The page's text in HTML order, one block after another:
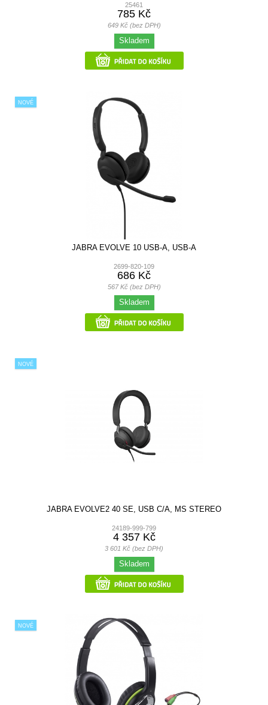
25461
785 Kč
649 Kč (bez DPH)
Skladem
NOVÉ
JABRA EVOLVE 10 USB-A, USB-A
2699-820-109
686 Kč
567 Kč (bez DPH)
Skladem
NOVÉ
JABRA EVOLVE2 40 SE, USB C/A, MS STEREO
24189-999-799
4 357 Kč
3 601 Kč (bez DPH)
Skladem
NOVÉ